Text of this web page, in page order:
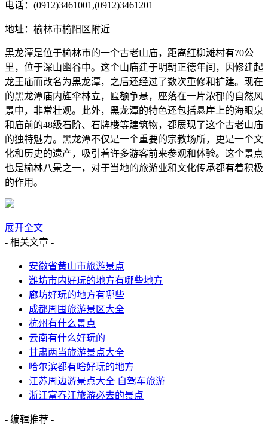
电话：(0912)3461001,(0912)3461201
地址：榆林市榆阳区附近
黑龙潭是位于榆林市的一个古老山庙，距离红柳滩村有70公
里，位于深山幽谷中。这个山庙建于明朝正德年间，因修建起
龙王庙而改名为黑龙潭，之后还经过了数次重修和扩建。现在
的黑龙潭庙内旌伞林立，匾额争悬，座落在一片浓郁的自然风
景中，非常壮观。此外，黑龙潭的特色还包括悬崖上的海眼泉
和庙前的48级石阶、石牌楼等建筑物，都展现了这个古老山庙
的独特魅力。黑龙潭不仅是一个重要的宗教场所，更是一个文
化和历史的遗产，吸引着许多游客前来参观和体验。这个景点
也是榆林八景之一，对于当地的旅游业和文化传承都有着积极
的作用。
展开全文
- 相关文章 -
安徽省黄山市旅游景点
潍坊市内好玩的地方有哪些地方
廊坊好玩的地方有哪些
成都周围旅游景区大全
杭州有什么景点
云南有什么好玩的
甘肃两当旅游景点大全
哈尔滨都有啥好玩的地方
江苏周边游景点大全 自驾车旅游
浙江富春江旅游必去的景点
- 编辑推荐 -